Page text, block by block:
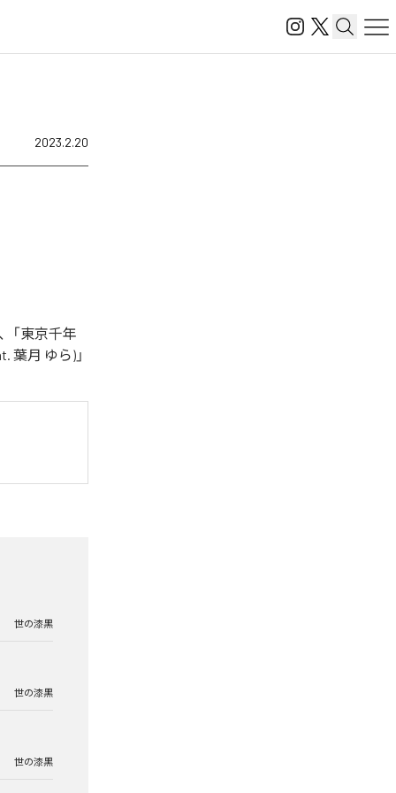
2023.2.20
「東京千年
葉月 ゆら)」
世の漆黒
世の漆黒
世の漆黒